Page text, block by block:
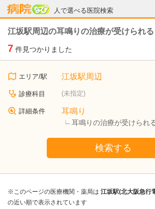
人で選べる医院検索
病院なび
江坂駅周辺の耳鳴りの治療が受けられる
7 件見つかりました
エリア/駅 江坂駅周辺
診療科目 (未指定)
詳細条件 耳鳴り
耳鳴りの治療が受けられ
検索する
※このページの医療機関・薬局は 江坂駅(北大阪急行
の近い順で表示されています